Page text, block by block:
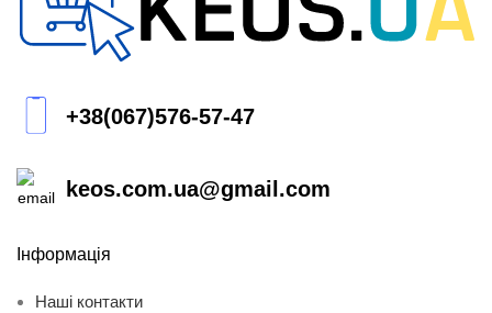
+38(067)576-57-47
keos.com.ua@gmail.com
Інформація
Наші контакти